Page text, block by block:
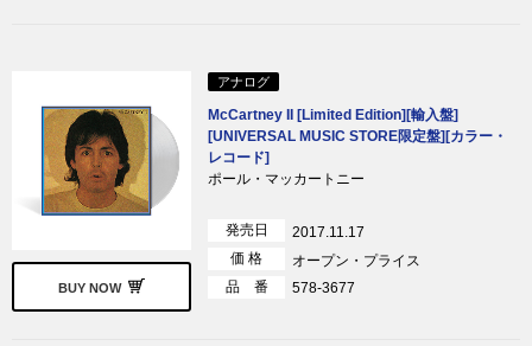
BUY NOW
アナログ
McCartney II [Limited Edition][輸入盤]
[UNIVERSAL MUSIC STORE限定盤][カラー・
レコード]
ポール・マッカートニー
発売日
2017.11.17
価 格
オープン・プライス
品 番
578-3677